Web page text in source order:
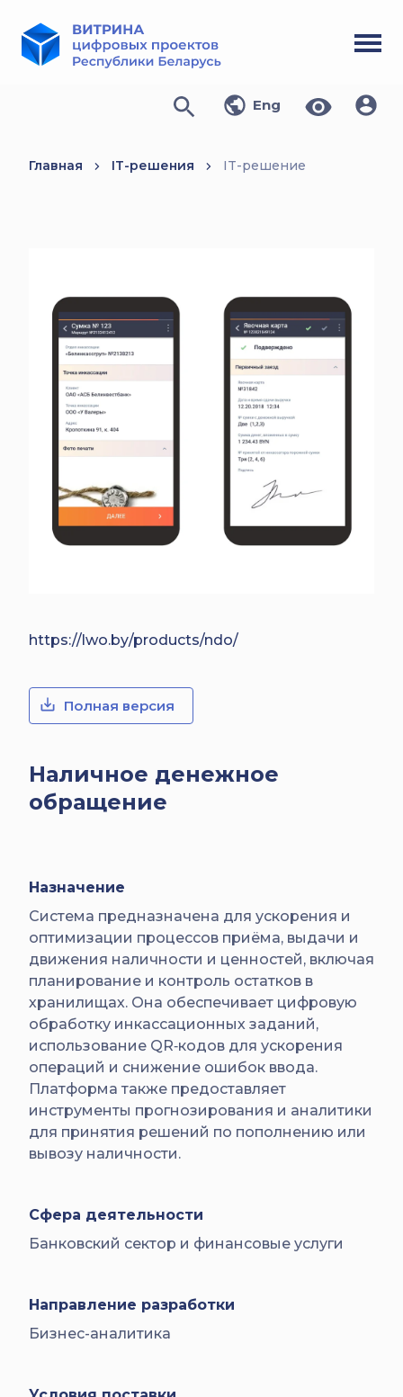
Eng
Главная IT-решения IT-решение
Наличное денежное
обращение
Назначение
Система предназначена для ускорения и
оптимизации процессов приёма, выдачи и
движения наличности и ценностей, включая
планирование и контроль остатков в
хранилищах. Она обеспечивает цифровую
обработку инкассационных заданий,
использование QR‑кодов для ускорения
операций и снижение ошибок ввода.
Платформа также предоставляет
инструменты прогнозирования и аналитики
для принятия решений по пополнению или
вывозу наличности.
Сфера деятельности
Банковский сектор и финансовые услуги
Направление разработки
Бизнес-аналитика
https://lwo.by/products/ndo/
Полная версия